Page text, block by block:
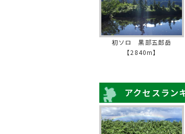
初ソロ 黒部五郎岳
【2840m】
アクセスラン